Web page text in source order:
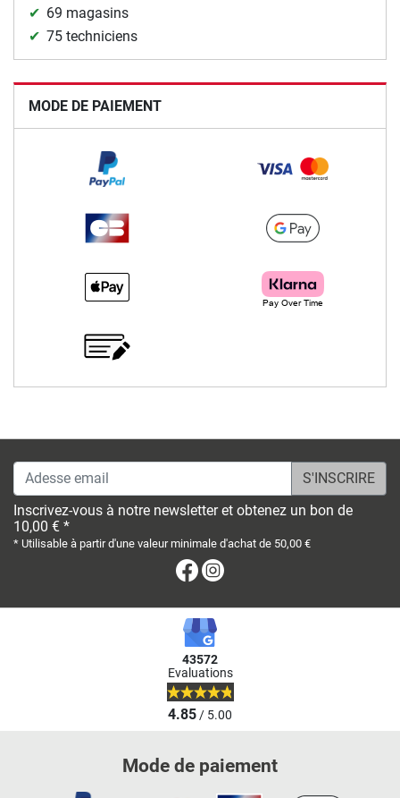
69 magasins
75 techniciens
MODE DE PAIEMENT
Adesse email
Inscrivez-vous à notre newsletter et obtenez un bon de
10,00 € *
* Utilisable à partir d'une valeur minimale d'achat de 50,00 €
Facebook
43572
Evaluations
4.85/ 5.00
Mode de paiement